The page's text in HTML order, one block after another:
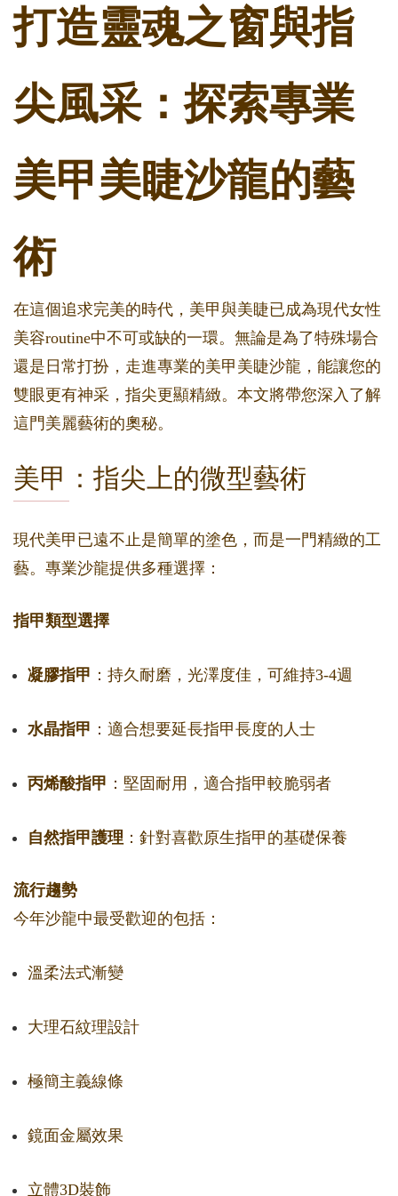
打造靈魂之窗與指
尖風采：探索專業
美甲美睫沙龍的藝
術
在這個追求完美的時代，美甲與美睫已成為現代女性
美容routine中不可或缺的一環。無論是為了特殊場合
還是日常打扮，走進專業的美甲美睫沙龍，能讓您的
雙眼更有神采，指尖更顯精緻。本文將帶您深入了解
這門美麗藝術的奧秘。
美甲：指尖上的微型藝術
現代美甲已遠不止是簡單的塗色，而是一門精緻的工
藝。專業沙龍提供多種選擇：
指甲類型選擇
凝膠指甲 ：持久耐磨，光澤度佳，可維持3-4週
水晶指甲 ：適合想要延長指甲長度的人士
丙烯酸指甲 ：堅固耐用，適合指甲較脆弱者
自然指甲護理 ：針對喜歡原生指甲的基礎保養
流行趨勢
今年沙龍中最受歡迎的包括：
溫柔法式漸變
大理石紋理設計
極簡主義線條
鏡面金屬效果
立體3D裝飾